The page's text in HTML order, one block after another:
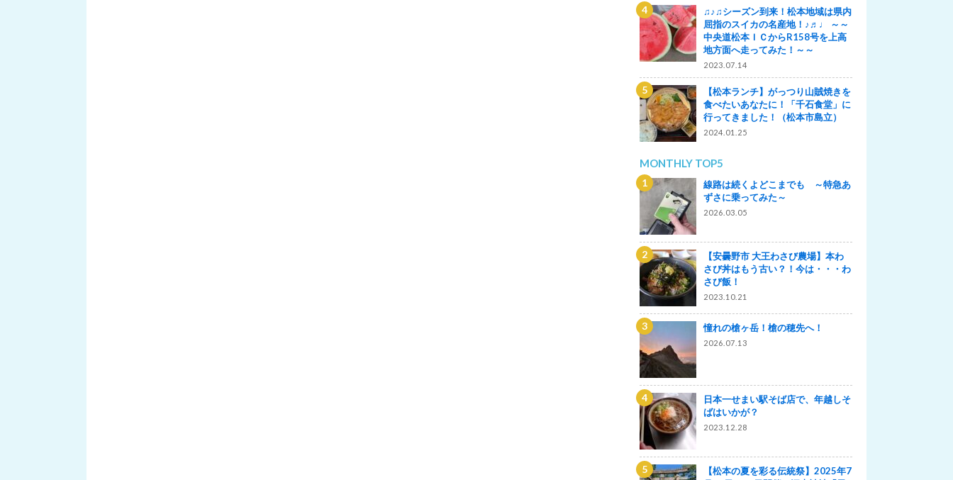
♫♪♫シーズン到来！松本地域は県内
屈指のスイカの名産地！♪♬♩ ～～
中央道松本ＩＣからR158号を上高
地方面へ走ってみた！～～
2023.07.14
【松本ランチ】がっつり山賊焼きを
食べたいあなたに！「千石食堂」に
行ってきました！（松本市島立）
2024.01.25
MONTHLY TOP5
線路は続くよどこまでも ～特急あ
ずさに乗ってみた～
2026.03.05
【安曇野市 大王わさび農場】本わ
さび丼はもう古い？！今は・・・わ
さび飯！
2023.10.21
憧れの槍ヶ岳！槍の穂先へ！
2026.07.13
日本一せまい駅そば店で、年越しそ
ばはいかが？
2023.12.28
【松本の夏を彩る伝統祭】2025年7